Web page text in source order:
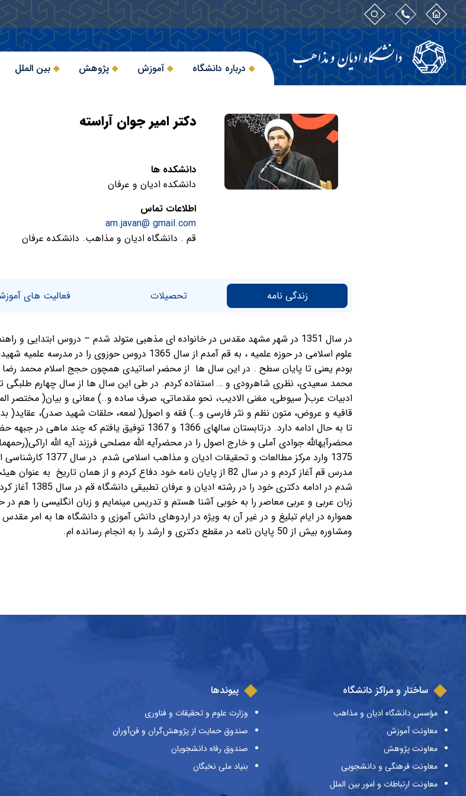
درباره دانشگاه آموزش پژوهش بین الملل
دکتر امیر جوان آراسته
دانشکده ها
دانشکده ادیان و عرفان
اطلاعات تماس
am.javan@ gmail.com
قم . دانشگاه ادیان و مذاهب. دانشکده عرفان
زندگی نامه تحصیلات فعالیت های
در سال 1351 در شهر مشهد مقدس در خانواده ای مذهبی متولد شدم – دروس ابتدایی
علوم اسلامی در حوزه علمیه ، به قم آمدم از سال 1365
بودم یعنی تا پایان سطح . در این سال ها از محضر اساتیدی همچون حجج اسلام محمد
محمد سعیدی، نظری شاهرودی و … استفاده کردم. در طی این سال ها از سال چهارم طلبگی
ادبیات عرب( سیوطی، مغنی الادیب، نحو مقدماتی، صرف ساده و..) معانی و بیان( مختصر
قافیه و عروض، متون نظم و نثر فارسی و…) فقه و اصول( لمعه، حلقات شهید صدر)، عقاید(
تا به حال ادامه دارد. درتابستان سال­های 1366 و 1367
محضرآیه­الله جوادی آملی و خارج اصول را در محضرآیه الله مصلحی فرزند آیه الله
1375 وارد مرکز
مدرس قم آغاز کردم و در سال 82 از پایان نامه خود دفاع کردم و از همان
همواره در ایام تبلیغ و در غیر آن به ویژه در اردوهای دانش آموزی و دانشگاه ها به امر
ومشاوره بیش از 50 پایان نامه در مقطع دکتری و ارشد را به انجام رسانده ام.
ساختار و مراکز دانشگاه
مؤسس دانشگاه ادیان و مذاهب
معاونت آموزش
معاونت پژوهش
معاونت فرهنگی و دانشجویی
معاونت ارتباطات و امور بین الملل
پیوندها
وزارت علوم و تحقیقات و فناوری
صندوق حمایت از پژوهش‌گران و فن‌آوران
صندوق رفاه دانشجویان
بنیاد ملی نخبگان